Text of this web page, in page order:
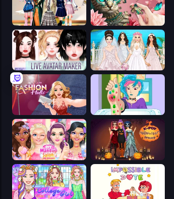
Back To School: Uniforms Edition Favorite Puzzles
Live Avatar Maker: Girls Model Wedding
Fashion Holic Feet's Doctor Urgent Care
DIY Makeup Salon: SPA Makeover